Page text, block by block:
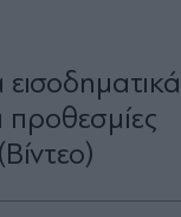
προθεσμίες